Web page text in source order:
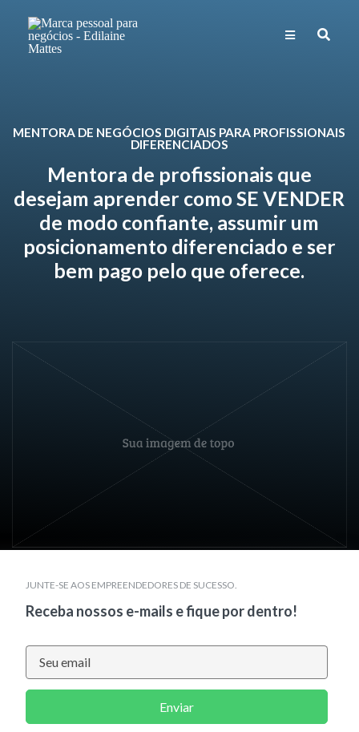
MENTORA DE NEGÓCIOS DIGITAIS PARA PROFISSIONAIS
DIFERENCIADOS
Mentora de profissionais que
desejam aprender como SE VENDER
de modo confiante, assumir um
posicionamento diferenciado e ser
bem pago pelo que oferece.
JUNTE-SE AOS EMPREENDEDORES DE SUCESSO.
Receba nossos e-mails e fique por dentro!
Enviar